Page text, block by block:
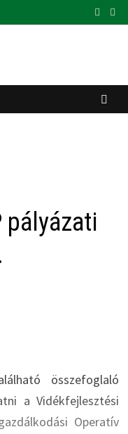
pályázati
összefoglaló
a Vidékfejlesztési
Operatív